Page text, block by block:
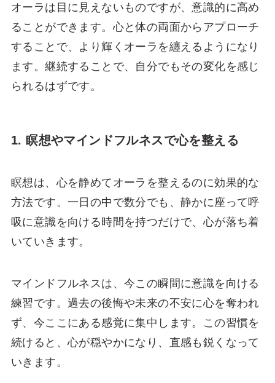
オーラは目に見えないものですが、意識的に高め
ることができます。心と体の両面からアプローチ
することで、より輝くオーラを纏えるようになり
ます。継続することで、自分でもその変化を感じ
られるはずです。
1. 瞑想やマインドフルネスで心を整える
瞑想は、心を静めてオーラを整えるのに効果的な
方法です。一日の中で数分でも、静かに座って呼
吸に意識を向ける時間を持つだけで、心が落ち着
いていきます。
マインドフルネスは、今この瞬間に意識を向ける
練習です。過去の後悔や未来の不安に心を奪われ
ず、今ここにある感覚に集中します。この習慣を
続けると、心が穏やかになり、直感も鋭くなって
いきます。